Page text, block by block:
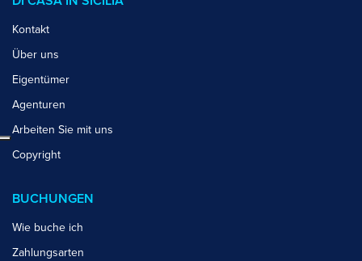
Kontakt
Über uns
Eigentümer
Agenturen
Arbeiten Sie mit uns
Copyright
BUCHUNGEN
Wie buche ich
Zahlungsarten